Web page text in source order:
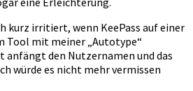
kurz irritiert, wenn KeePass auf einer
Tool mit meiner „Autotype“
den Nutzernamen und das
würde es nicht mehr vermissen